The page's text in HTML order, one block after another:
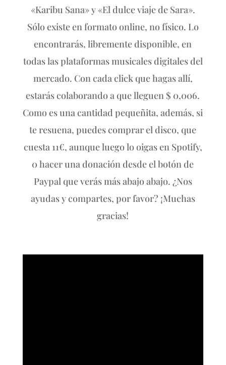
«Karibu Sana» y «El dulce viaje de Sara».
Sólo existe en formato online, no físico. Lo
encontrarás, libremente disponible, en
todas las plataformas musicales digitales del
mercado. Con cada click que hagas allí,
estarás colaborando a que lleguen $ 0,006.
Como es una cantidad pequeñita, además, si
te resuena, puedes comprar el disco, que
cuesta 11€, aunque luego lo oigas en Spotify,
0 hacer una donación desde el botón de
Paypal que verás más abajo abajo. ¿Nos
ayudas y compartes, por favor? ¡Muchas
gracias!